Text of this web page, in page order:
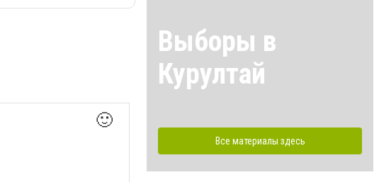
🙂
Выборы в
Курултай
Все материалы здесь